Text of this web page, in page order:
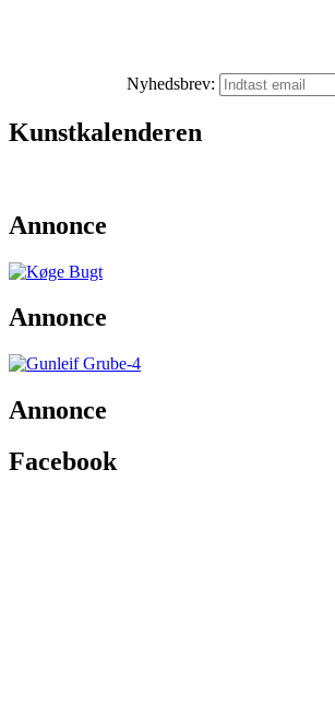
Nyhedsbrev:
Kunstkalenderen
Annonce
Annonce
Annonce
Facebook